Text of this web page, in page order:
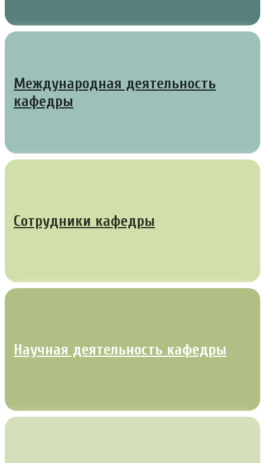
Международная деятельность
кафедры
Сотрудники кафедры
Научная деятельность кафедры